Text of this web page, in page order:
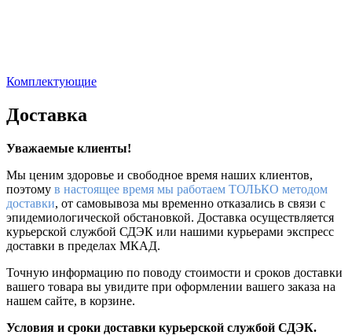
Комплектующие
Доставка
Уважаемые клиенты!
Мы ценим здоровье и свободное время наших клиентов,
поэтому в настоящее время мы работаем ТОЛЬКО методом
доставки, от самовывоза мы временно отказались в связи с
эпидемиологической обстановкой. Доставка осуществляется
курьерской службой СДЭК или нашими курьерами экспресс
доставки в пределах МКАД.
Точную информацию по поводу стоимости и сроков доставки
вашего товара вы увидите при оформлении вашего заказа на
нашем сайте, в корзине.
Условия и сроки доставки курьерской службой СДЭК.